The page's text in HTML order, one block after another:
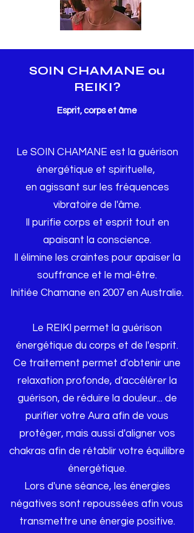
SOIN CHAMANE ou
REIKI?
Esprit, corps et âme
Le SOIN CHAMANE est la guérison
énergétique et spirituelle,
en agissant sur les fréquences
vibratoire de l'âme.
Il purifie corps et esprit tout en
apaisant la conscience.
Il élimine les craintes pour apaiser la
souffrance et le mal-être.
Initiée Chamane en 2007 en Australie.
Le REIKI permet la guérison
énergétique du corps et de l'esprit.
Ce traitement permet d'obtenir une
relaxation profonde, d'accélérer la
guérison, de réduire la douleur... de
purifier votre Aura afin de vous
protéger, mais aussi d'aligner vos
chakras afin de rétablir votre équilibre
énergétique.
Lors d'une séance, les énergies
négatives sont repoussées afin vous
transmettre une énergie positive.